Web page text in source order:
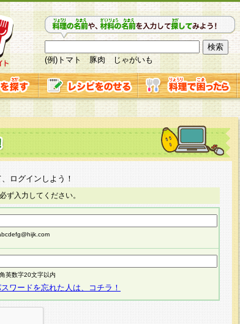
(例)トマト 豚肉 じゃがいも
ログインしよう！
ず入力してください。
英数字20文字以内
ワードを忘れた人は、コチラ！